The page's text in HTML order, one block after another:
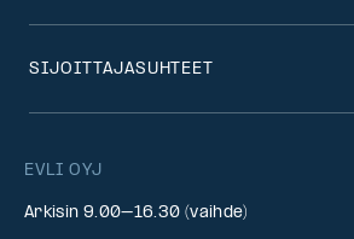
EVLI OYJ
Arkisin 9.00–16.30 (vaihde)
SIJOITTAJASUHTEET